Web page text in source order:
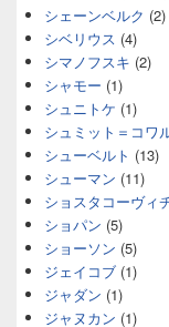
シェーンベルク (2)
シベリウス (4)
シマノフスキ (2)
シャモー (1)
シュニトケ (1)
シュミット＝コワ
シューベルト (13)
シューマン (11)
ショスタコーヴィ
ショパン (5)
ショーソン (5)
ジェイコブ (1)
ジャダン (1)
ジャヌカン (1)